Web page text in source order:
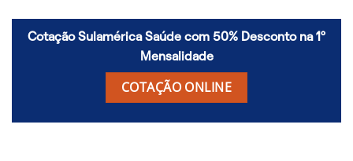
Cotação Sulamérica Saúde com 50% Desconto na 1º
Mensalidade
COTAÇÃO ONLINE